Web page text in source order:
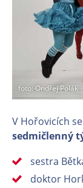
foto: Ondřej Polák
V Hořovicích
sedmičlenný
sestra
doktor